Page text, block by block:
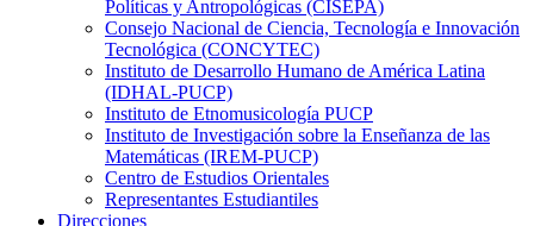
Políticas y Antropológicas (CISEPA)
Consejo Nacional de Ciencia, Tecnología e Innovación
Tecnológica (CONCYTEC)
Instituto de Desarrollo Humano de América Latina
(IDHAL-PUCP)
Instituto de Etnomusicología PUCP
Instituto de Investigación sobre la Enseñanza de las
Matemáticas (IREM-PUCP)
Centro de Estudios Orientales
Representantes Estudiantiles
Direcciones